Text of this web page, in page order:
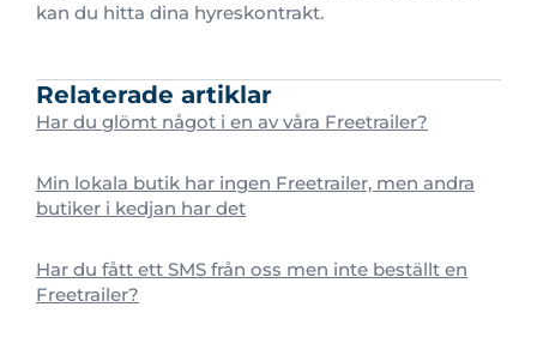
kan du hitta dina hyreskontrakt.
Relaterade artiklar
Har du glömt något i en av våra Freetrailer?
Min lokala butik har ingen Freetrailer, men andra
butiker i kedjan har det
Har du fått ett SMS från oss men inte beställt en
Freetrailer?